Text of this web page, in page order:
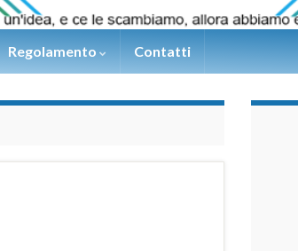
Regolamento Contatti